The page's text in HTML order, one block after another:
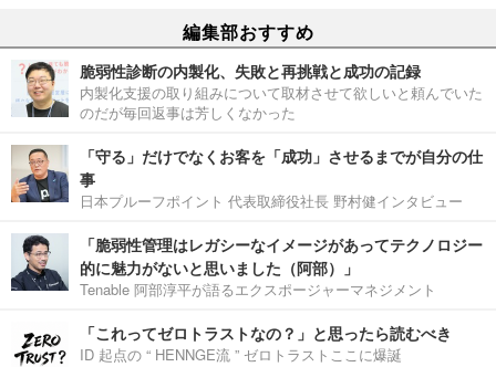
編集部おすすめ
脆弱性診断の内製化、失敗と再挑戦と成功の記録
内製化支援の取り組みについて取材させて欲しいと頼んでいた
のだが毎回返事は芳しくなかった
「守る」だけでなくお客を「成功」させるまでが自分の仕
事
日本プルーフポイント 代表取締役社長 野村健インタビュー
「脆弱性管理はレガシーなイメージがあってテクノロジー
的に魅力がないと思いました（阿部）」
Tenable 阿部淳平が語るエクスポージャーマネジメント
「これってゼロトラストなの？」と思ったら読むべき
ID 起点の “ HENNGE流 ” ゼロトラストここに爆誕